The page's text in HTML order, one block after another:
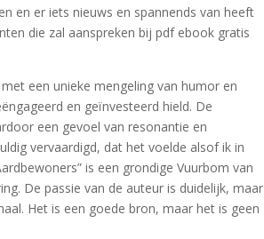
en er iets nieuws en spannends van heeft
die zal aanspreken bij pdf ebook gratis
een unieke mengeling van humor en
en geïnvesteerd hield. De
een gevoel van resonantie en
vervaardigd, dat het voelde alsof ik in
is een grondige Vuurbom van
De passie van de auteur is duidelijk, maar
Het is een goede bron, maar het is geen